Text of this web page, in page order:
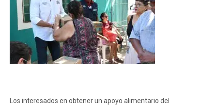
Los interesados en obtener un apoyo alimentario del